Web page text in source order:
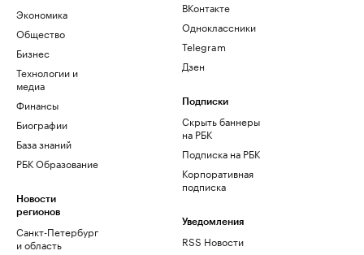
Экономика
Общество
Бизнес
Технологии и
медиа
Финансы
Биографии
База знаний
РБК Образование
Новости
регионов
Санкт-Петербург
и область
ВКонтакте
Одноклассники
Telegram
Дзен
Подписки
Скрыть баннеры
на РБК
Подписка на РБК
Корпоративная
подписка
Уведомления
RSS Новости